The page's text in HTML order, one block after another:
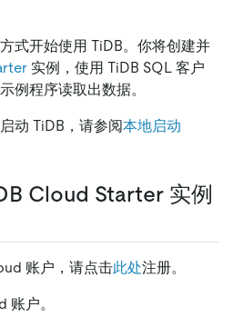
式开始使用 TiDB。你将创建并
实例，使用 TiDB SQL 客户
例程序读取出数据。
动 TiDB，请参阅本地启动
Cloud Starter 实例
账户，请点击此处注册。
账户。